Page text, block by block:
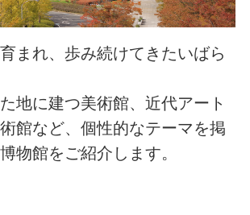
まれ、歩み続けてきたいばら
地に建つ美術館、近代アート
館など、個性的なテーマを掲
物館をご紹介します。